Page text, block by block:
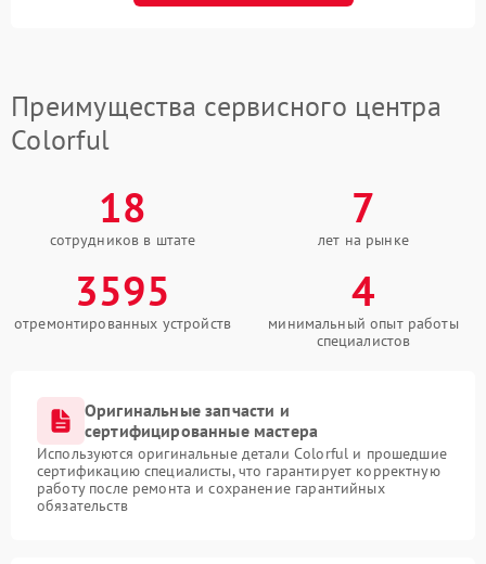
Преимущества сервисного центра
Colorful
18
сотрудников в штате
7
лет на рынке
3595
отремонтированных устройств
4
минимальный опыт работы
специалистов
Оригинальные запчасти и
сертифицированные мастера
Используются оригинальные детали Colorful и прошедшие
сертификацию специалисты, что гарантирует корректную
работу после ремонта и сохранение гарантийных
обязательств